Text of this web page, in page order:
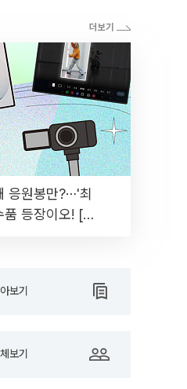
응원봉만?⋯'최
등장이오! [솔
보기
보기